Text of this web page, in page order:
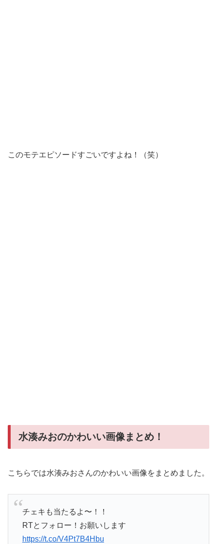
このモテエピソードすごいですよね！（笑）
水湊みおのかわいい画像まとめ！
こちらでは水湊みおさんのかわいい画像をまとめました。
チェキも当たるよ〜！！
RTとフォロー！お願いします
https://t.co/V4Pt7B4Hbu